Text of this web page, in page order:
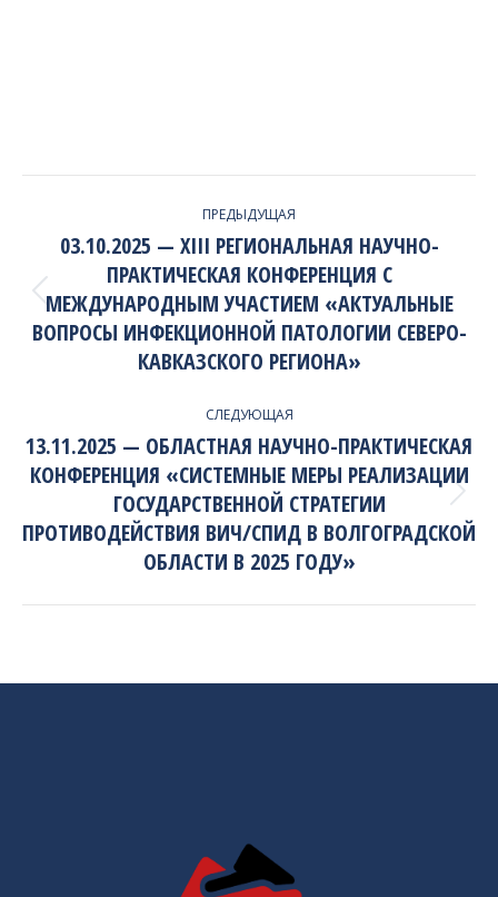
NAVIGATION
ПРЕДЫДУЩАЯ
Previous
project:
03.10.2025 — XIII РЕГИОНАЛЬНАЯ НАУЧНО-
ПРАКТИЧЕСКАЯ КОНФЕРЕНЦИЯ С
МЕЖДУНАРОДНЫМ УЧАСТИЕМ «АКТУАЛЬНЫЕ
ВОПРОСЫ ИНФЕКЦИОННОЙ ПАТОЛОГИИ СЕВЕРО-
КАВКАЗСКОГО РЕГИОНА»
СЛЕДУЮЩАЯ
Next
project:
13.11.2025 — ОБЛАСТНАЯ НАУЧНО-ПРАКТИЧЕСКАЯ
КОНФЕРЕНЦИЯ «СИСТЕМНЫЕ МЕРЫ РЕАЛИЗАЦИИ
ГОСУДАРСТВЕННОЙ СТРАТЕГИИ
ПРОТИВОДЕЙСТВИЯ ВИЧ/СПИД В ВОЛГОГРАДСКОЙ
ОБЛАСТИ В 2025 ГОДУ»